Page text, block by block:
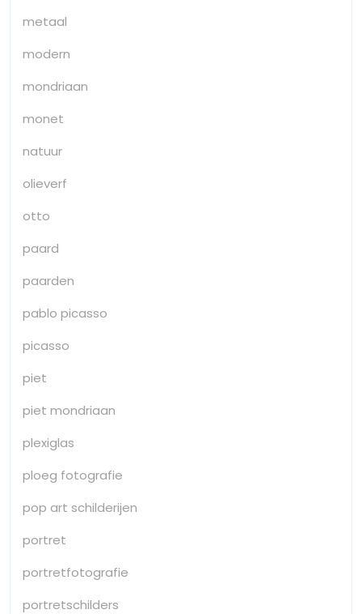
metaal
modern
mondriaan
monet
natuur
olieverf
otto
paard
paarden
pablo picasso
picasso
piet
piet mondriaan
plexiglas
ploeg fotografie
pop art schilderijen
portret
portretfotografie
portretschilders